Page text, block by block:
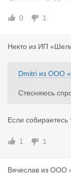
0 1
Некто из ИП
Dmitri из ООО
Стесняюсь
Если собираетесь
1 1
Вячеслав из ООО